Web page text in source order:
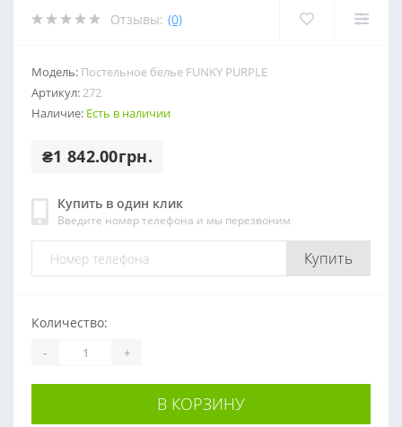
Отзывы: (0)
Модель: Постельное белье FUNKY PURPLE
Артикул:272
Наличие: Есть в наличии
₴1 842.00грн.
Купить в один клик
Введите номер телефона и мы перезвоним
Купить
Количество:
- +
В КОРЗИНУ